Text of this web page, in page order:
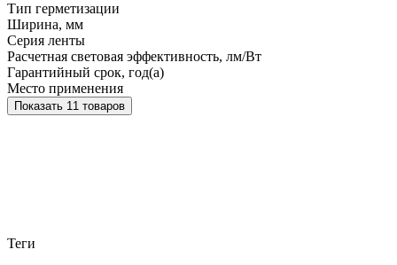
Тип герметизации
Ширина, мм
Серия ленты
Расчетная световая эффективность, лм/Вт
Гарантийный срок, год(а)
Место применения
Показать 11 товаров
Теги